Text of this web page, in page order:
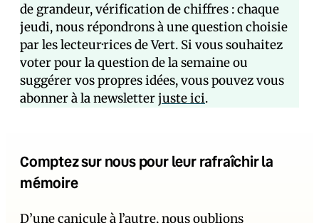
de grandeur, vérification de chiffres : chaque
jeudi, nous répondrons à une question choisie
par les lecteur·rices de Vert. Si vous souhaitez
voter pour la question de la semaine ou
suggérer vos propres idées, vous pouvez vous
abonner à la newsletterjuste ici.
Comptez sur nous pour leur rafraîchir la
mémoire
D’une canicule à l’autre, nous oublions